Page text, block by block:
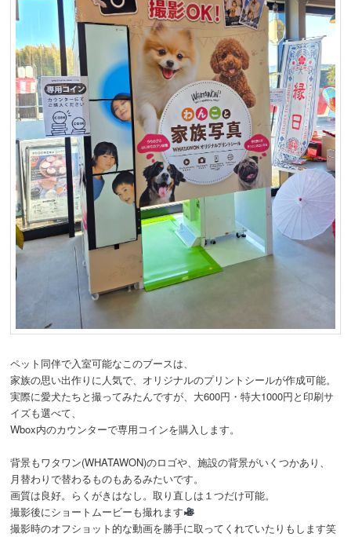
ペット同伴で入室可能なこのブースは、
家族の思い出作りに人気で、オリジナルのプリントシールが作成可能。
実際に愛犬たちと撮ってみたんですが、大600円・特大1000円と印刷サ
イズも選べて、
Wbox内のカウンターで専用コインを購入します。
背景もワタワン(WHATAWON)のロゴや、施設の背景がいくつかあり、
月替わりで替わるものもあるみたいです。
画質は良好。らくがきはなし。取り直しは１つだけ可能。
撮影後にショートムービーも撮れます
撮影時のオフショット的な動画を勝手に取ってくれていたりもします笑